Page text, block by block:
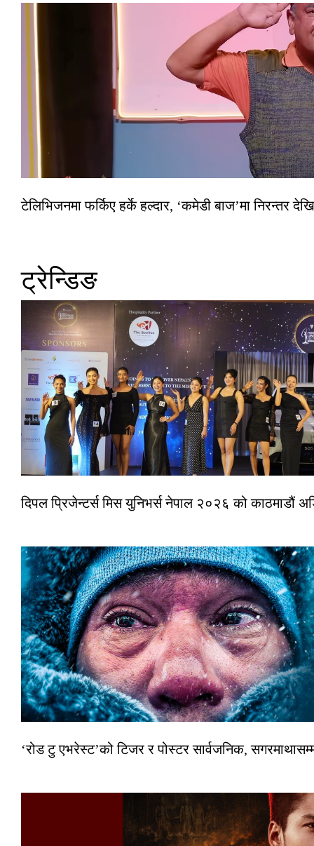
टेलिभिजनमा फर्किए हर्के हल्दार, ‘कमेडी बाज’मा निरन्तर
ट्रेन्डिङ
दिपल प्रिजेन्टर्स मिस युनिभर्स नेपाल २०२६ को काठमाडौं
‘रोड टु एभरेस्ट’को टिजर र पोस्टर सार्वजनिक,